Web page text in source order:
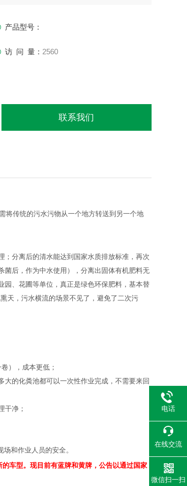
产品型号：
访 问 量： 2560
联系我们
将传统的污水污物从一个地方转送到另一个地
分离后的清水能达到国家水质排放标准，再次
菌后，作为中水使用），分离出固体有机肥料无
园、花圃等单位，真正是绿色环保肥料，基本替
天，污水横流的场景不见了，避免了二次污
），成本更低；
的化粪池都可以一次性作业完成，不需要来回
干净；
和作业人员的安全。
车型。现目前有蓝牌和黄牌，公告以通过国家
电话
在线交流
微信扫一扫